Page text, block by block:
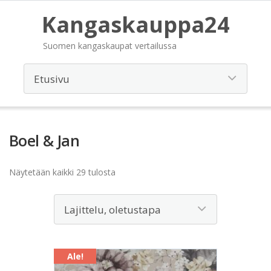
Kangaskauppa24
Suomen kangaskaupat vertailussa
Boel & Jan
Näytetään kaikki 29 tulosta
Ale!